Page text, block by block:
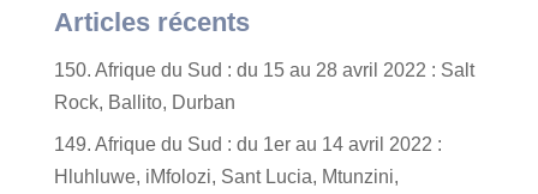
Articles récents
150. Afrique du Sud : du 15 au 28 avril 2022 : Salt
Rock, Ballito, Durban
149. Afrique du Sud : du 1er au 14 avril 2022 :
Hluhluwe, iMfolozi, Sant Lucia, Mtunzini,